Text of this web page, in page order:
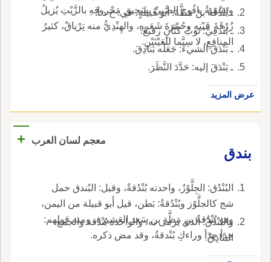
وتَسْقِيةُ يافُوخ الصَّبِيِّ بسَحيقِ مَحْروقِهِ بالزَّيْتِ يُزيلُ
زُرْقَةَ عَيْنِهِ وحُمْرَةَ شَعَرِهِ، والهِنْدِيُّ منه تِرْياقٌ، كثيرُ
المنافِعِ، لا سِيَّما للعَيْنَيْنِ.
ـ بُنْدُقَةُ بنُ مَظَّةَ: أبو قَبيلَةٍ، في: ح د أ.
ـ بُنْدقِيُّ: ثوبُ كتَّانٍ رفيعٌ.
ـ بَنْدَقَ الشيءَ: جَعَلَه بَنادِقَ.
ـ بَنْدَقَ إليه: حَدَّدَ النَّظَرَ.
عرض المزيد
معجم لسان العرب
+
بندق
البُنْدُق: الجِلَّوْزُ، واحدته بُنْدُقةٌ، وقيل: البُندق حمل
شج كالجلَّوْز وبُنْدُقةُ: بَطن، قيل أَبو قبيلة من اليمن،
وهو بُنْدُقةُ بن مَظَّة بن سَعد العَشيرة، ومنه قولهم:
حِدَأ حِدَأ وراءكِ بُنْدقةُ، وقد مض ذكره.
والبُنْدُقُ: الذي يرمى به، والواحدة بُنْدُقة والجمع
البنَادِقُ.